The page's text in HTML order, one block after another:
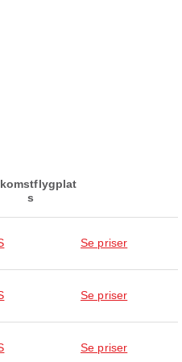
s
Se priser
Se priser
Se priser